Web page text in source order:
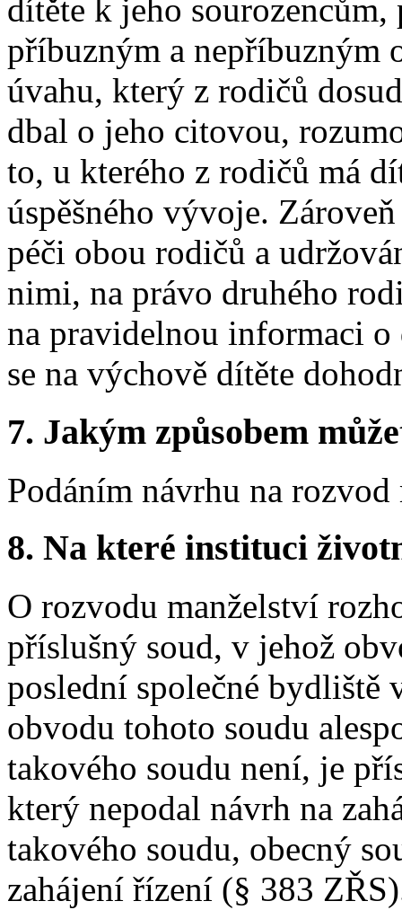
dítěte k jeho
příbuzným a nepříbuzným
úvahu, který z rodičů
dbal o jeho citovou,
to, u kterého z rodičů má
úspěšného vývoje.
péči obou rodičů a
nimi, na právo druhého
na pravidelnou informaci o
se na výchově dítěte
7. Jakým způsobem
Podáním návrhu na
8. Na které instituci
O rozvodu manželství
příslušný soud, v jehož
poslední společné
obvodu tohoto soudu
takového soudu není, je
který nepodal návrh na
takového soudu, obecný
zahájení řízení (§ 383